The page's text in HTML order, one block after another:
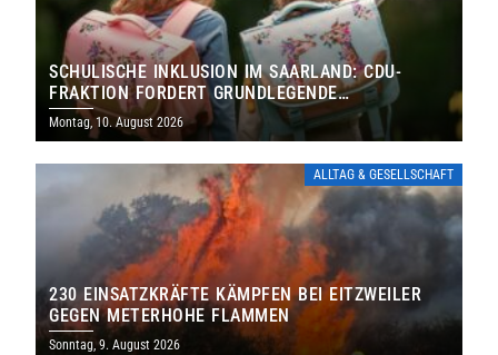
SCHULISCHE INKLUSION IM SAARLAND: CDU-
FRAKTION FORDERT GRUNDLEGENDE
NEUAUFSTELLUNG
Montag, 10. August 2026
ALLTAG & GESELLSCHAFT
230 EINSATZKRÄFTE KÄMPFEN BEI EITZWEILER
GEGEN METERHOHE FLAMMEN
Sonntag, 9. August 2026